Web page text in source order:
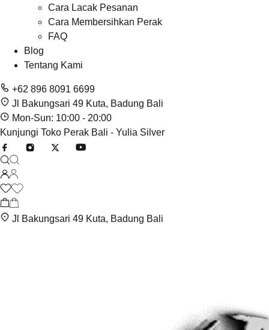
Cara Lacak Pesanan
Cara Membersihkan Perak
FAQ
Blog
Tentang Kami
+62 896 8091 6699
Jl Bakungsari 49 Kuta, Badung Bali
Mon-Sun: 10:00 - 20:00
Kunjungi Toko Perak Bali - Yulia Silver
Jl Bakungsari 49 Kuta, Badung Bali